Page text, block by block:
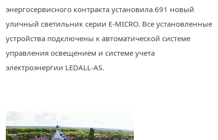
энергосервисного контракта установила 691 новый
уличный светильник серии E-MICRO. Все установленные
устройства подключены к автоматической системе
управления освещением и системе учета
электроэнергии LEDALL-AS.